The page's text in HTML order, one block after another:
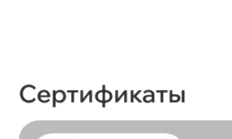
Сертификаты